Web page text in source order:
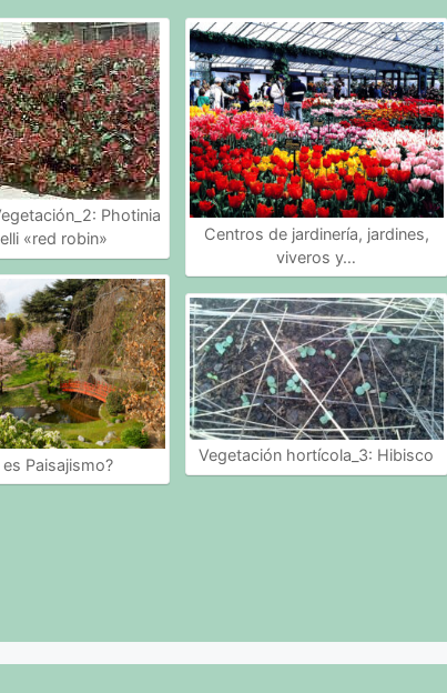
Photinia
«red robin»
es Paisajismo?
Centros de jardinería, jardines,
viveros y…
Vegetación hortícola_3: Hibisco